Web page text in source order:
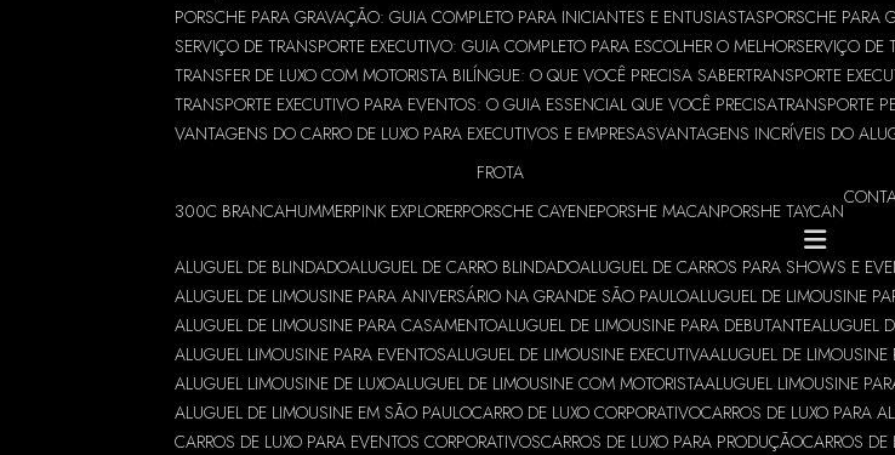
PORSCHE PARA GRAVAÇÃO: GUIA COMPLETO PARA INICIANTES E ENTUSIASTASPORSCHE PARA
SERVIÇO DE TRANSPORTE EXECUTIVO: GUIA COMPLETO PARA ESCOLHER O MELHORSERVIÇO DE
TRANSFER DE LUXO COM MOTORISTA BILÍNGUE: O QUE VOCÊ PRECISA SABERTRANSPORTE
TRANSPORTE EXECUTIVO PARA EVENTOS: O GUIA ESSENCIAL QUE VOCÊ PRECISATRANSPORTE
VANTAGENS DO CARRO DE LUXO PARA EXECUTIVOS E EMPRESASVANTAGENS INCRÍVEIS DO
FROTA
300C BRANCAHUMMERPINK EXPLORERPORSCHE CAYENEPORSHE MACANPORSHE TAYCAN
ALUGUEL DE BLINDADOALUGUEL DE CARRO BLINDADOALUGUEL DE CARROS PARA SHOWS E
ALUGUEL DE LIMOUSINE PARA ANIVERSÁRIO NA GRANDE SÃO PAULOALUGUEL DE LIMOUSINE
ALUGUEL DE LIMOUSINE PARA CASAMENTOALUGUEL DE LIMOUSINE PARA DEBUTANTEALUGUEL
ALUGUEL LIMOUSINE PARA EVENTOSALUGUEL DE LIMOUSINE EXECUTIVAALUGUEL DE LIMOUSINE
ALUGUEL LIMOUSINE DE LUXOALUGUEL DE LIMOUSINE COM MOTORISTAALUGUEL LIMOUSINE
ALUGUEL DE LIMOUSINE EM SÃO PAULOCARRO DE LUXO CORPORATIVOCARROS DE LUXO PARA
CARROS DE LUXO PARA EVENTOS CORPORATIVOSCARROS DE LUXO PARA PRODUÇÃOCARROS DE